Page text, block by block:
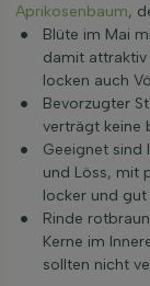
Aprikosenbaum,
Blüte im Mai
damit attraktiv
locken auch
Bevorzugter
verträgt keine
Geeignet sind
und Löss, mit
locker und
Rinde
Kerne im
sollten nicht